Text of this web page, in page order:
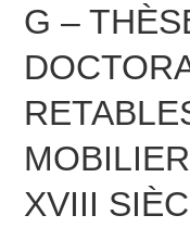
G –
XVIII